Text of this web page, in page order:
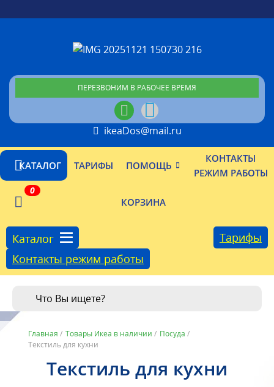
ПЕРЕЗВОНИМ В РАБОЧЕЕ ВРЕМЯ
ikeaDos@mail.ru
КАТАЛОГ ТАРИФЫ ПОМОЩЬ
КОНТАКТЫ
РЕЖИМ РАБОТЫ
КОРЗИНА
0
Каталог
Тарифы
Контакты режим работы
Главная / Товары Икеа в наличии / Посуда /
Текстиль для кухни
Текстиль для кухни